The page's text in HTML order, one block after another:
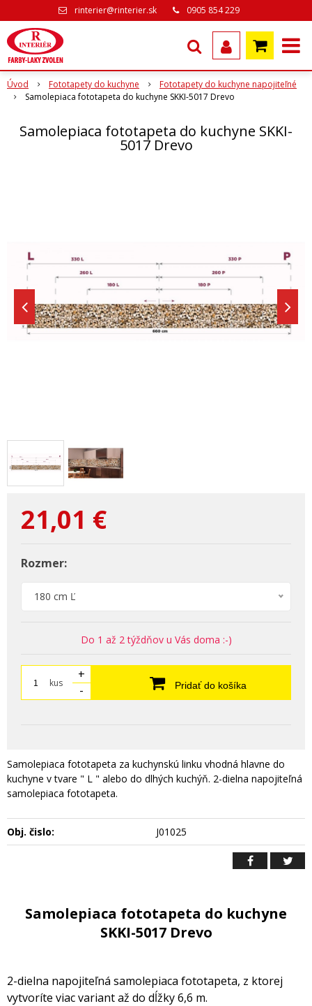
rinterier@rinterier.sk 0905 854 229
Úvod Fototapety do kuchyne
Fototapety do kuchyne napojiteľné
Samolepiaca fototapeta do kuchyne SKKI-5017 Drevo
Samolepiaca fototapeta do kuchyne SKKI-
5017 Drevo
21,01 €
Rozmer:
180 cm Ľ
Do 1 až 2 týždňov u Vás doma :-)
kus
+
-
Pridať do košíka
Samolepiaca fototapeta za kuchynskú linku vhodná hlavne do
kuchyne v tvare " L " alebo do dlhých kuchýň. 2-dielna napojiteľná
samolepiaca fototapeta.
Obj. čislo: J01025
Samolepiaca fototapeta do kuchyne
SKKI-5017 Drevo
2-dielna napojiteľná samolepiaca fototapeta, z ktorej
vytvoríte viac variant až do dĺžky 6,6 m.